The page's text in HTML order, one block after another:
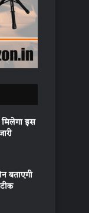
इस
बताएगी